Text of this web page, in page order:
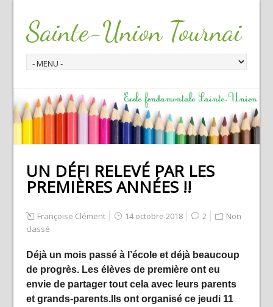
Sainte-Union Tournai
UN DÉFI RELEVÉ PAR LES
PREMIÈRES ANNÉES !!
Françoise Clément 14 octobre 2018 2
Non
classé
Déjà un mois passé à l’école et déjà beaucoup
de progrès. Les élèves de première ont eu
envie de partager tout cela avec leurs parents
et grands-parents.Ils ont organisé ce jeudi 11